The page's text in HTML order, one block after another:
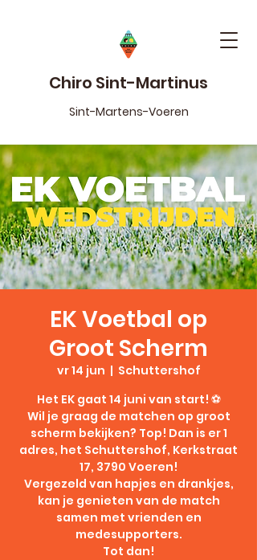
Chiro Sint-Martinus
Sint-Martens-Voeren
EK Voetbal op
Groot Scherm
vr 14 jun
  |
Schuttershof
Het EK gaat 14 juni van start! ⚽️
Wil je graag de matchen op groot
scherm bekijken? Top! Dan is er 1
adres, het Schuttershof, Kerkstraat
17, 3790 Voeren!
Vergezeld van hapjes en drankjes,
kan je genieten van de match
samen met vrienden en
medesupporters.
Tot dan!